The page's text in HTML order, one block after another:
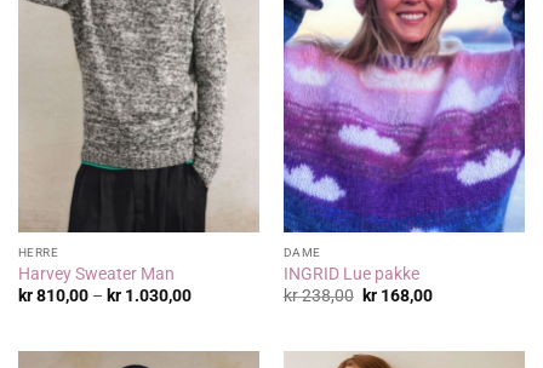
HERRE
Harvey Sweater Man
kr810,00 – kr1.030,00Prisområde:
DAME
INGRID Lue pakke
kr238,00 Opprinnelig
kr168,00Nåværende